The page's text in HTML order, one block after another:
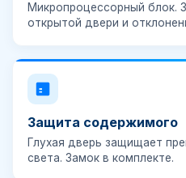
Микропроцессорный блок.
открытой двери и
Защита содержимого
Глухая дверь защищает
света. Замок в комплекте.